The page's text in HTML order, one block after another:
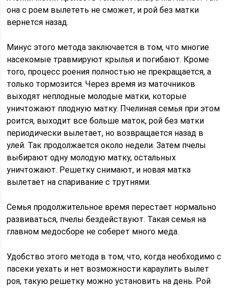
она с роем вылететь не сможет, и рой без матки
вернется назад.
Минус этого метода заключается в том, что многие
насекомые травмируют крылья и погибают. Кроме
того, процесс роения полностью не прекращается, а
только тормозится. Через время из маточников
выходят неплодные молодые матки, которые
уничтожают плодную матку. Пчелиная семья при этом
роится, выходит все больше маток, рой без матки
периодически вылетает, но возвращается назад в
улей. Так продолжается около недели. Затем пчелы
выбирают одну молодую матку, остальных
уничтожают. Решетку снимают, и новая матка
вылетает на спаривание с трутнями.
Семья продолжительное время перестает нормально
развиваться, пчелы бездействуют. Такая семья на
главном медосборе не соберет много меда.
Удобство этого метода в том, что, когда необходимо с
пасеки уехать и нет возможности караулить вылет
роя, такую решетку можно установить на день. Рой